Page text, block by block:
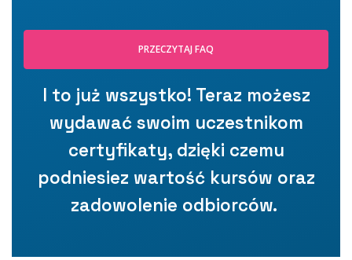
PRZECZYTAJ FAQ
I to już wszystko! Teraz możesz
wydawać swoim uczestnikom
certyfikaty, dzięki czemu
podniesiez wartość kursów oraz
zadowolenie odbiorców.